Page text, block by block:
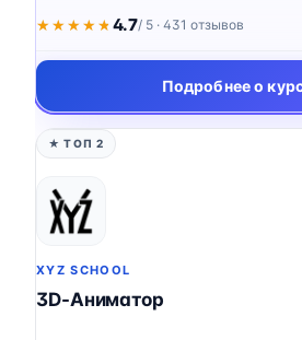
★★★★★
★★★★★ 4.7/ 5 · 431 отзывов
Подробнее о
★ ТОП 2
XYZ SCHOOL
3D-Аниматор